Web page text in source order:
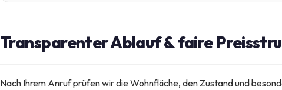
Transparenter Ablauf & faire
Nach Ihrem Anruf prüfen wir die Wohnfläche, den Zustand und